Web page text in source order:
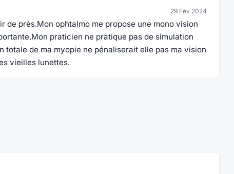
29 Fév 2024
près.Mon ophtalmo me propose une mono vision
praticien ne pratique pas de simulation
de ma myopie ne pénaliserait elle pas ma vision
vieilles lunettes.